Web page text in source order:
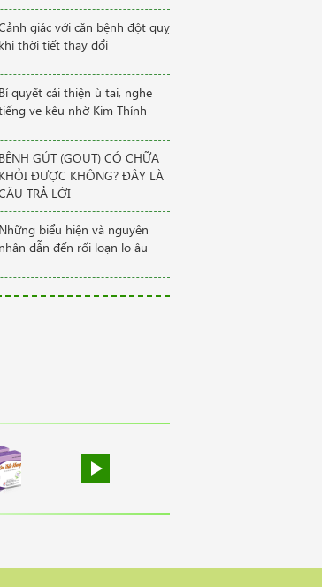
giác với căn bệnh đột quỵ
khi thời tiết thay đổi
Bí quyết cải thiện ù tai, nghe
ve kêu nhờ Kim Thính
BỆNH GÚT (GOUT) CÓ CHỮA
KHỎI ĐƯỢC KHÔNG? ĐÂY LÀ
TRẢ LỜI
Những biểu hiện và nguyên
nhân dẫn đến rối loạn lo âu